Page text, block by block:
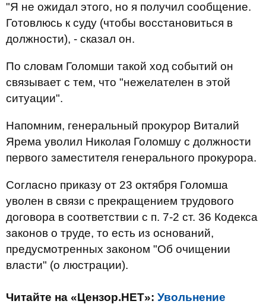
"Я не ожидал этого, но я получил сообщение.
Готовлюсь к суду (чтобы восстановиться в
должности), - сказал он.
По словам Голомши такой ход событий он
связывает с тем, что "нежелателен в этой
ситуации".
Напомним, генеральный прокурор Виталий
Ярема уволил Николая Голомшу с должности
первого заместителя генерального прокурора.
Согласно приказу от 23 октября Голомша
уволен в связи с прекращением трудового
договора в соответствии с п. 7-2 ст. 36 Кодекса
законов о труде, то есть из оснований,
предусмотренных законом "Об очищении
власти" (о люстрации).
Читайте на «Цензор.НЕТ»: Увольнение